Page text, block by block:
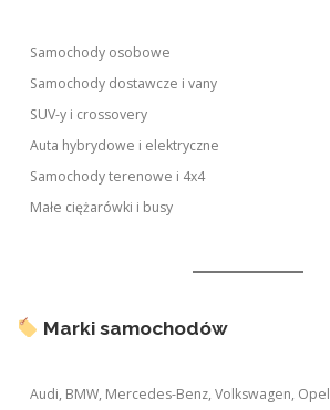
Samochody osobowe
Samochody dostawcze i vany
SUV-y i crossovery
Auta hybrydowe i elektryczne
Samochody terenowe i 4x4
Małe ciężarówki i busy
Marki samochodów
Audi, BMW, Mercedes-Benz, Volkswagen, Opel